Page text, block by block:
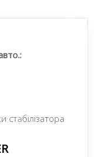
стабілізатора